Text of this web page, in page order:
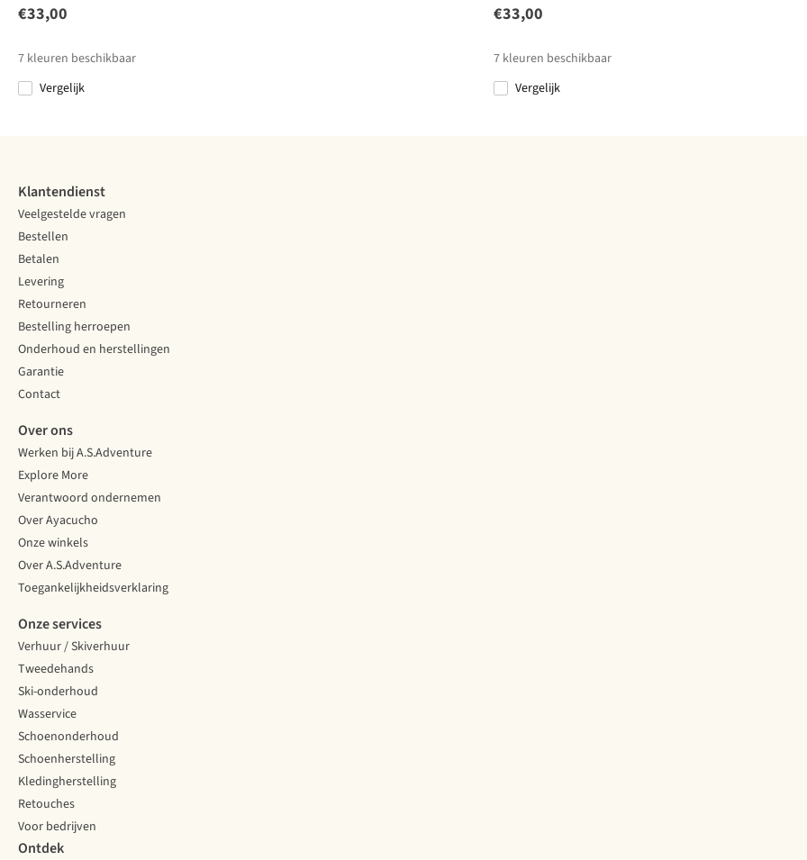
Heart Patch
Nilah Lake
€22,48
€33,00
7 kleuren beschikbaar
Vergelijk
€33,00
7 kleuren beschikbaar
Vergelijk
Klantendienst
Veelgestelde vragen
Bestellen
Betalen
Levering
Retourneren
Bestelling herroepen
Onderhoud en herstellingen
Garantie
Contact
Over ons
Werken bij A.S.Adventure
Explore More
Verantwoord ondernemen
Over Ayacucho
Onze winkels
Over A.S.Adventure
Toegankelijkheidsverklaring
Onze services
Verhuur / Skiverhuur
Tweedehands
Ski-onderhoud
Wasservice
Schoenonderhoud
Schoenherstelling
Kledingherstelling
Retouches
Voor bedrijven
Ontdek